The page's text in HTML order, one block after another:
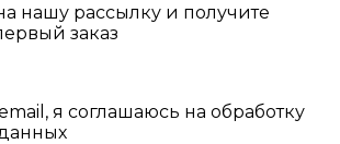
нашу рассылку и получите
заказ
я соглашаюсь на обработку